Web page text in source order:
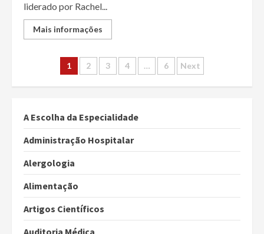
liderado por Rachel...
Mais informações
Paginação
dos
conteúdos
1 2 3 4 … 6 Next
A Escolha da Especialidade
Administração Hospitalar
Alergologia
Alimentação
Artigos Científicos